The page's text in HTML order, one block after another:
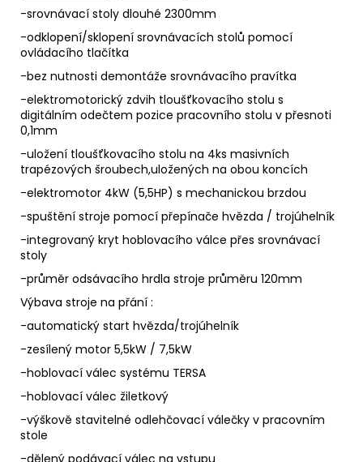
-srovnávací stoly dlouhé 2300mm
-odklopení/sklopení srovnávacích stolů pomocí
ovládacího tlačítka
-bez nutnosti demontáže srovnávacího pravítka
-elektromotorický zdvih tloušťkovacího stolu s
digitálním odečtem pozice pracovního stolu v přesnoti
0,1mm
-uložení tloušťkovacího stolu na 4ks masivních
trapézových šroubech,uložených na obou koncích
-elektromotor 4kW (5,5HP) s mechanickou brzdou
-spuštění stroje pomocí přepínače hvězda / trojúhelník
-integrovaný kryt hoblovacího válce přes srovnávací
stoly
-průměr odsávacího hrdla stroje průměru 120mm
Výbava stroje na přání :
-automatický start hvězda/trojúhelník
-zesílený motor 5,5kW / 7,5kW
-hoblovací válec systému TERSA
-hoblovací válec žiletkový
-výškově stavitelné odlehčovací válečky v pracovním
stole